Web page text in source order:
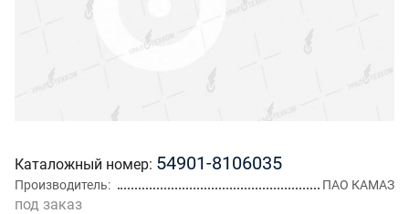
Каталожный номер 54901-8106035
Производитель ПАО КАМАЗ
под заказ